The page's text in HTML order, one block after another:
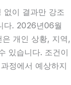
없이 결과만 강조
다. 2026년06월
개인 상황, 지역,
있습니다. 조건이
정에서 예상하지